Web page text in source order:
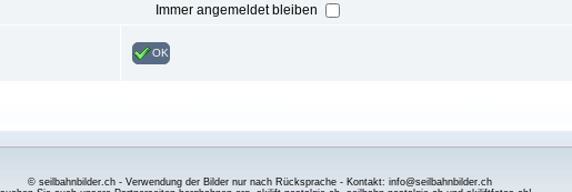
Immer angemeldet bleiben
OK
© seilbahnbilder.ch - Verwendung der Bilder nur nach Rücksprache - Kontakt: info@seilbahnbilder.ch